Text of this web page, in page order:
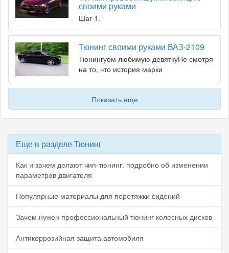
своими руками
Шаг 1.
Тюнинг своими руками ВАЗ-2109
Тюнингуем любимую девяткуНе смотря
на то, что история марки
Показать еще
Еще в разделе Тюнинг
Как и зачем делают чип-тюнинг: подробно об изменении
параметров двигателя
Популярные материалы для перетяжки сидений
Зачем нужен профессиональный тюнинг колесных дисков
Антикоррозийная защита автомобиля